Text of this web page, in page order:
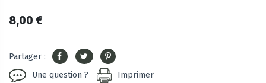
8,00 €
Partager :
Une question ?
Imprimer